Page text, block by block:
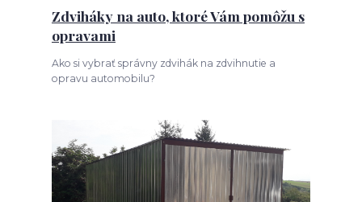
Zdviháky na auto, ktoré Vám pomôžu s
opravami
Ako si vybrať správny zdvihák na zdvihnutie a
opravu automobilu?